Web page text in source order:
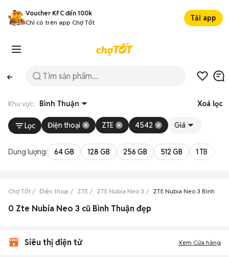
Voucher KFC đến 100k
Chỉ có trên app Chợ Tốt
Tải app
Khu vực: Bình Thuận Xoá lọc
Lọc Điện thoại ZTE 4542 Giá
Dung lượng: 64 GB 128 GB 256 GB 512 GB 1 TB
Chợ Tốt Điện thoại ZTE ZTE Nubia Neo 3 ZTE Nubia Neo 3 Bình
0 Zte Nubia Neo 3 cũ Bình Thuận đẹp
Siêu thị điện tử Xem Cửa hàng